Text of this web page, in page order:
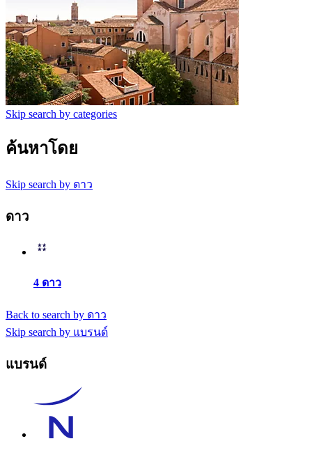
Skip search by categories
ค้นหาโดย
Skip search by ดาว
ดาว
4 ดาว
Back to search by ดาว
Skip search by แบรนด์
แบรนด์